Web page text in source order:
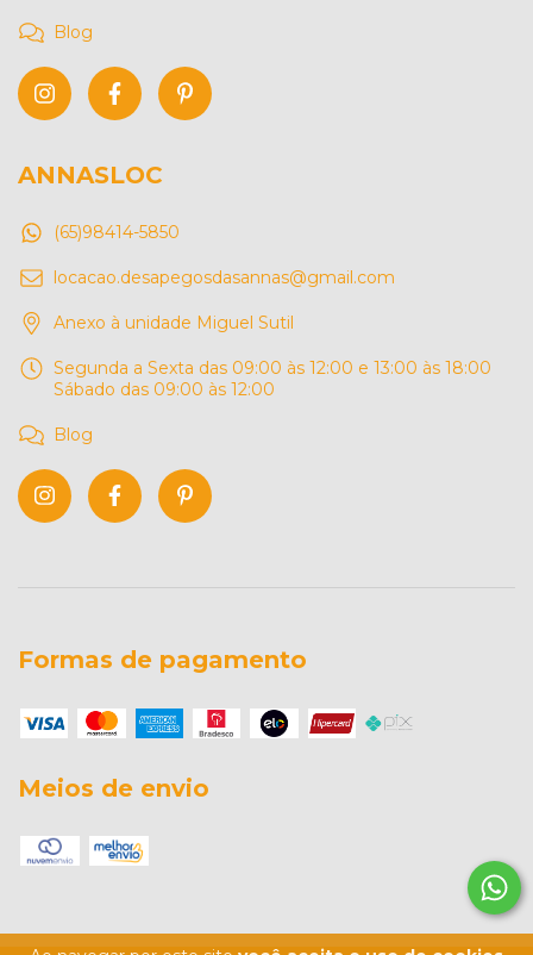
Blog
ANNASLOC
(65)98414-5850
locacao.desapegosdasannas@gmail.com
Anexo à unidade Miguel Sutil
Segunda a Sexta das 09:00 às 12:00 e 13:00 às 18:00
Sábado das 09:00 às 12:00
Blog
Formas de pagamento
Meios de envio